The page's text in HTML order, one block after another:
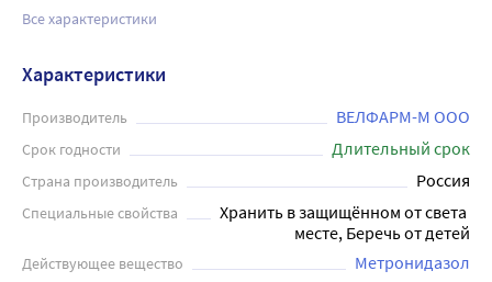
Все характеристики
Характеристики
Производитель ВЕЛФАРМ-М ООО
Срок годности Длительный срок
Страна производитель Россия
Специальные свойства
Хранить в защищённом от света
месте, Беречь от детей
Действующее вещество Метронидазол